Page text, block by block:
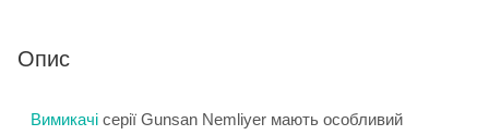
Опис
Вимикачі серії Gunsan Nemliyer мають особливий